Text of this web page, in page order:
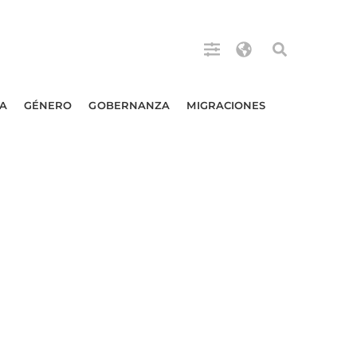
GÉNERO GOBERNANZA MIGRACIONES